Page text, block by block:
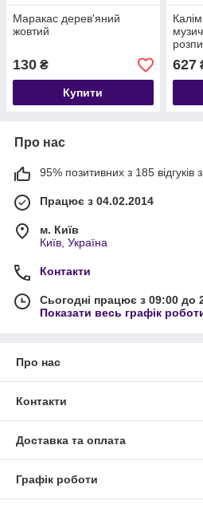
Маракас дерев'яний
жовтий
130 ₴
Купити
627
Про нас
95% позитивних з 185 відгуків
Працює з 04.02.2014
м. Київ
Київ, Україна
Контакти
Сьогодні працює з 09:00 до
Показати весь графік
Про нас
Контакти
Доставка та оплата
Графік роботи